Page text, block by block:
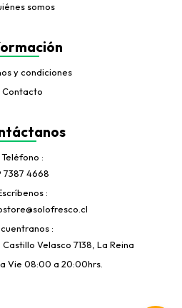
somos
y condiciones
Contacto
Teléfono
7387 4668
Velasco 7138, La Reina
Vie 08:00 a 20:00hrs.